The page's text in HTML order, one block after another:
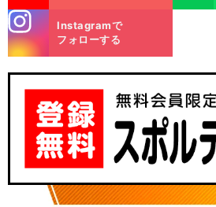
m
Instagramで
フォローする